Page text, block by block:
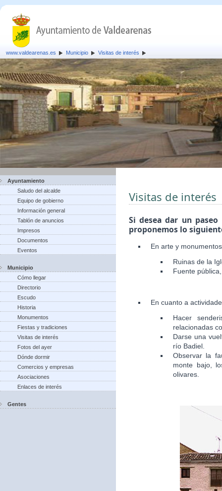
www.valdearenas.es Municipio Visitas de interés
Ayuntamiento
Saludo del alcalde
Equipo de gobierno
Información general
Tablón de anuncios
Impresos
Documentos
Eventos
Municipio
Cómo llegar
Directorio
Escudo
Historia
Monumentos
Fiestas y tradiciones
Visitas de interés
Fotos del ayer
Dónde dormir
Comercios y empresas
Asociaciones
Enlaces de interés
Gentes
Visitas de interés
Si desea dar un
proponemos lo
En arte y
Ruinas de la
Fuente
En cuanto a
Hacer
relacionadas
Darse una
río Badiel.
Observar la
monte bajo,
olivares.